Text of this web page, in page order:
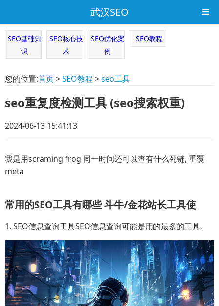
武汉SEO
SEO基础知
识
SEO核心技
术
SEO优化案
例
SEO教程
您的位置:首页>SEO教程 >seo工具
seo重复度检测工具 (seo搜索权重)
2024-06-13 15:41:13
我是用scraming frog 同一时间还可以查有什么死链, 重覆
meta
常用的SEO工具有哪些 斗牛/金花站长工具使
1. SEO信息查询工具SEO信息查询可能是用的最多的工具。